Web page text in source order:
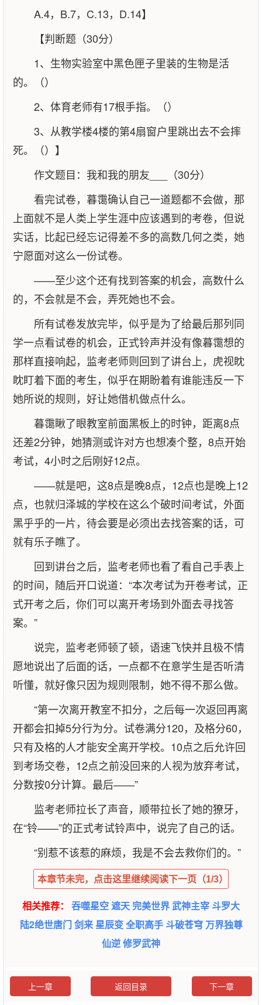
A.4，B.7，C.13，D.14】
【判断题（30分）
1、生物实验室中黑色匣子里装的生物是活
的。（）
2、体育老师有17根手指。（）
3、从教学楼4楼的第4扇窗户里跳出去不会摔
死。（）】
作文题目：我和我的朋友___（30分）
看完试卷，暮霭确认自己一道题都不会做，那
上面就不是人类上学生涯中应该遇到的考卷，但说
实话，比起已经忘记得差不多的高数几何之类，她
宁愿面对这么一份试卷。
——至少这个还有找到答案的机会，高数什么
的，不会就是不会，弄死她也不会。
所有试卷发放完毕，似乎是为了给最后那列同
学一点看试卷的机会，正式铃声并没有像暮霭想的
那样直接响起，监考老师则回到了讲台上，虎视眈
眈盯着下面的考生，似乎在期盼着有谁能违反一下
她所说的规则，好让她借机做点什么。
暮霭瞅了眼教室前面黑板上的时钟，距离8点
还差2分钟，她猜测或许对方也想凑个整，8点开始
考试，4小时之后刚好12点。
——就是吧，这8点是晚8点，12点也是晚上12
点，也就归泽城的学校在这么个破时间考试，外面
黑乎乎的一片，待会要是必须出去找答案的话，可
就有乐子瞧了。
回到讲台之后，监考老师也看了看自己手表上
的时间，随后开口说道：“本次考试为开卷考试，正
式开考之后，你们可以离开考场到外面去寻找答
案。”
说完，监考老师顿了顿，语速飞快并且极不情
愿地说出了后面的话，一点都不在意学生是否听清
听懂，就好像只因为规则限制，她不得不那么做。
“第一次离开教室不扣分，之后每一次返回再离
开都会扣掉5分行为分。试卷满分120，及格分60，
只有及格的人才能安全离开学校。10点之后允许回
到考场交卷，12点之前没回来的人视为放弃考试，
分数按0分计算。最后——”
监考老师拉长了声音，顺带拉长了她的獠牙，
在“铃——”的正式考试铃声中，说完了自己的话。
“别惹不该惹的麻烦，我是不会去救你们的。”
本章节未完，点击这里继续阅读下一页（1/3）
相关推荐： 吞噬星空遮天 完美世界武神主宰 斗罗大
陆2绝世唐门剑来星辰变全职高手 斗破苍穹 万界独尊
仙逆修罗武神
上一章 返回目录 下一章